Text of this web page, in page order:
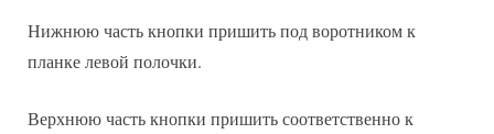
Нижнюю часть кнопки пришить под воротником к
планке левой полочки.
Верхнюю часть кнопки пришить соответственно к